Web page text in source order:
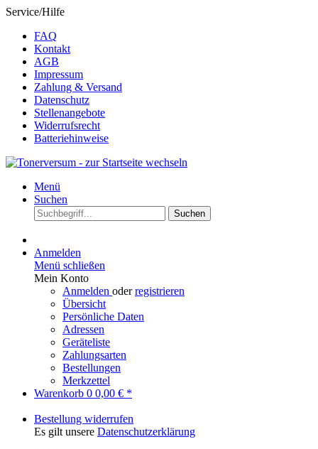
Service/Hilfe
FAQ
Kontakt
AGB
Impressum
Zahlung & Versand
Datenschutz
Stellenangebote
Widerrufsrecht
Batteriehinweise
Menü
Suchen
Suchen
Anmelden
Menü schließen
Mein Konto
Anmelden oderregistrieren
Übersicht
Persönliche Daten
Adressen
Geräteliste
Zahlungsarten
Bestellungen
Merkzettel
Warenkorb 0 0,00 € *
Bestellung widerrufen
Es gilt unsere Datenschutzerklärung